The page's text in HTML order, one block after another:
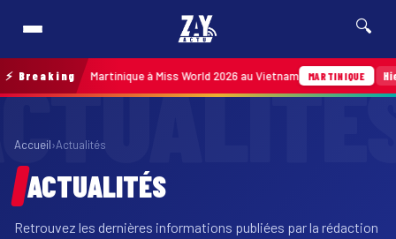
🔍
⚡ Breaking
la Martinique à Miss World 2026 au Vietnam MARTINIQUE Hier · 14h14
Accueil›Actualités
ACTUALITÉS
Retrouvez les dernières informations publiées par la rédaction